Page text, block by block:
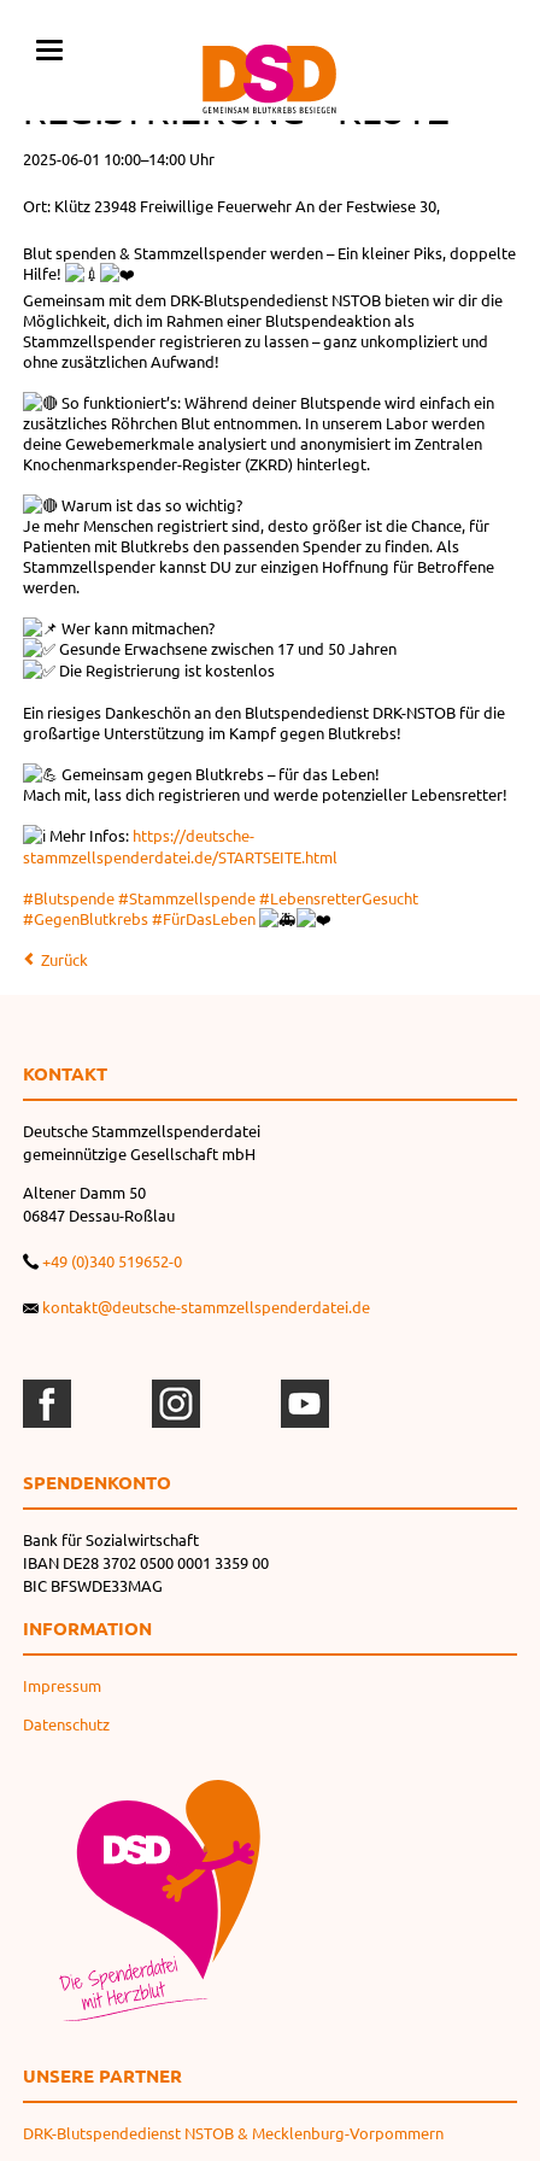
BLUTSPENDE MIT
REGISTRIERUNG • KLÜTZ
2025-06-01 10:00–14:00 Uhr
Ort: Klütz 23948 Freiwillige Feuerwehr An der Festwiese 30,
Blut spenden & Stammzellspender werden – Ein kleiner Piks, doppelte
Hilfe!
Gemeinsam mit dem DRK-Blutspendedienst NSTOB bieten wir dir die
Möglichkeit, dich im Rahmen einer Blutspendeaktion als
Stammzellspender registrieren zu lassen – ganz unkompliziert und
ohne zusätzlichen Aufwand!
So funktioniert’s: Während deiner Blutspende wird einfach ein
zusätzliches Röhrchen Blut entnommen. In unserem Labor werden
deine Gewebemerkmale analysiert und anonymisiert im Zentralen
Knochenmarkspender-Register (ZKRD) hinterlegt.
Warum ist das so wichtig?
Je mehr Menschen registriert sind, desto größer ist die Chance, für
Patienten mit Blutkrebs den passenden Spender zu finden. Als
Stammzellspender kannst DU zur einzigen Hoffnung für Betroffene
werden.
Wer kann mitmachen?
Gesunde Erwachsene zwischen 17 und 50 Jahren
Die Registrierung ist kostenlos
Ein riesiges Dankeschön an den Blutspendedienst DRK-NSTOB für die
großartige Unterstützung im Kampf gegen Blutkrebs!
Gemeinsam gegen Blutkrebs – für das Leben!
Mach mit, lass dich registrieren und werde potenzieller Lebensretter!
Mehr Infos: https://deutsche-
stammzellspenderdatei.de/STARTSEITE.html
#Blutspende#Stammzellspende#LebensretterGesucht
#GegenBlutkrebs#FürDasLeben
Zurück
KONTAKT
Deutsche Stammzellspenderdatei
gemeinnützige Gesellschaft mbH
Altener Damm 50
06847 Dessau-Roßlau
+49 (0)340 519652-0
kontakt@deutsche-stammzellspenderdatei.de
SPENDEN­KONTO
Bank für Sozialwirtschaft
IBAN DE28 3702 0500 0001 3359 00
BIC BFSWDE33MAG
INFORMATION
Impressum
Datenschutz
UNSERE PARTNER
DRK-Blutspendedienst NSTOB & Mecklenburg-Vorpommern